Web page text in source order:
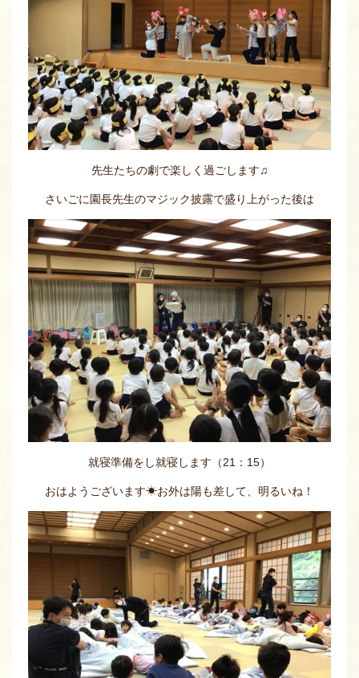
先生たちの劇で楽しく過ごします♫
さいごに園長先生のマジック披露で盛り上がった後は
就寝準備をし就寝します（21：15）
おはようございます☀お外は陽も差して、明るいね！